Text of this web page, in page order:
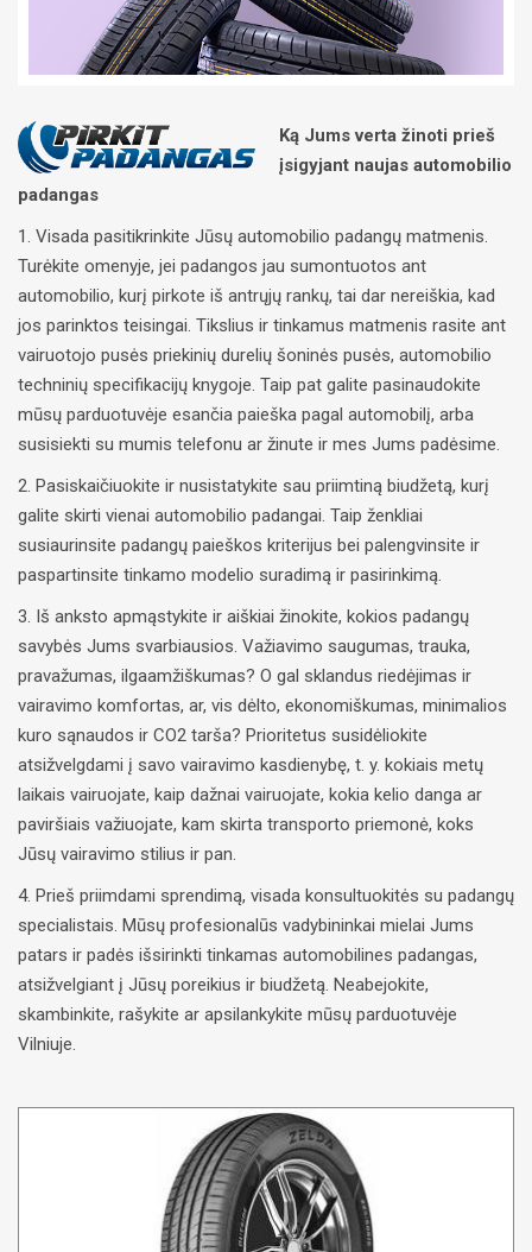
Ką Jums verta žinoti prieš
įsigyjant naujas automobilio
padangas
1. Visada pasitikrinkite Jūsų automobilio padangų matmenis.
Turėkite omenyje, jei padangos jau sumontuotos ant
automobilio, kurį pirkote iš antrųjų rankų, tai dar nereiškia, kad
jos parinktos teisingai. Tikslius ir tinkamus matmenis rasite ant
vairuotojo pusės priekinių durelių šoninės pusės, automobilio
techninių specifikacijų knygoje. Taip pat galite pasinaudokite
mūsų parduotuvėje esančia paieška pagal automobilį, arba
susisiekti su mumis telefonu ar žinute ir mes Jums padėsime.
2. Pasiskaičiuokite ir nusistatykite sau priimtiną biudžetą, kurį
galite skirti vienai automobilio padangai. Taip ženkliai
susiaurinsite padangų paieškos kriterijus bei palengvinsite ir
paspartinsite tinkamo modelio suradimą ir pasirinkimą.
3. Iš anksto apmąstykite ir aiškiai žinokite, kokios padangų
savybės Jums svarbiausios. Važiavimo saugumas, trauka,
pravažumas, ilgaamžiškumas? O gal sklandus riedėjimas ir
vairavimo komfortas, ar, vis dėlto, ekonomiškumas, minimalios
kuro sąnaudos ir CO2 tarša? Prioritetus susidėliokite
atsižvelgdami į savo vairavimo kasdienybę, t. y. kokiais metų
laikais vairuojate, kaip dažnai vairuojate, kokia kelio danga ar
paviršiais važiuojate, kam skirta transporto priemonė, koks
Jūsų vairavimo stilius ir pan.
4. Prieš priimdami sprendimą, visada konsultuokitės su padangų
specialistais. Mūsų profesionalūs vadybininkai mielai Jums
patars ir padės išsirinkti tinkamas automobilines padangas,
atsižvelgiant į Jūsų poreikius ir biudžetą. Neabejokite,
skambinkite, rašykite ar apsilankykite mūsų parduotuvėje
Vilniuje.